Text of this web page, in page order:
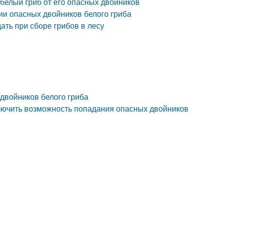
опасных двойников белого гриба
при сборе грибов в лесу
белого гриба
возможность попадания опасных двойников